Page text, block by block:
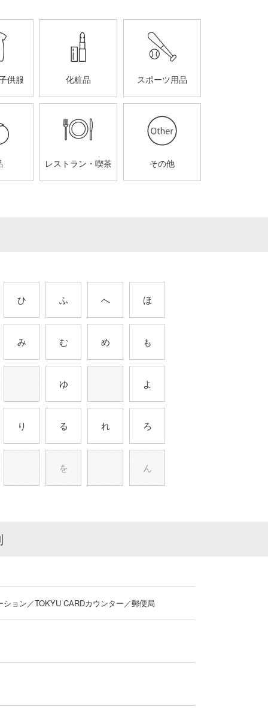
供服 化粧品 スポーツ用品
レストラン・喫茶 その他
ひ ふ へ ほ
み む め も
ゆ よ
り る れ ろ
を ん
ョン／TOKYU CARDカウンター／郵便局